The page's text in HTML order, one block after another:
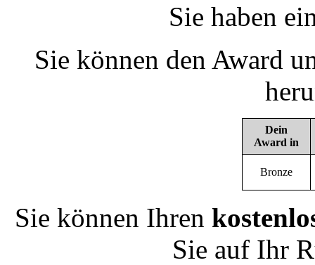
Sie haben
Sie können den Award
Dein
Award in
Bronze
Sie können Ihren
Sie auf Ihr